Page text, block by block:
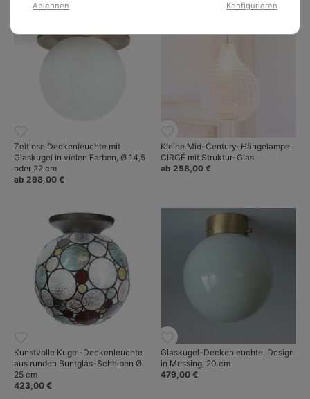
Zeitlose Deckenleuchte mit
Glaskugel in vielen Farben, Ø 14,5
oder 22 cm
ab 298,00 €
Kleine Mid-Century-Hängelampe
CIRCÉ mit Struktur-Glas
ab 258,00 €
Kunstvolle Kugel-Deckenleuchte
aus runden Buntglas-Scheiben Ø
25 cm
423,00 €
Glaskugel-Deckenleuchte, Design
in Messing, 20 cm
479,00 €
Ablehnen Konfigurieren